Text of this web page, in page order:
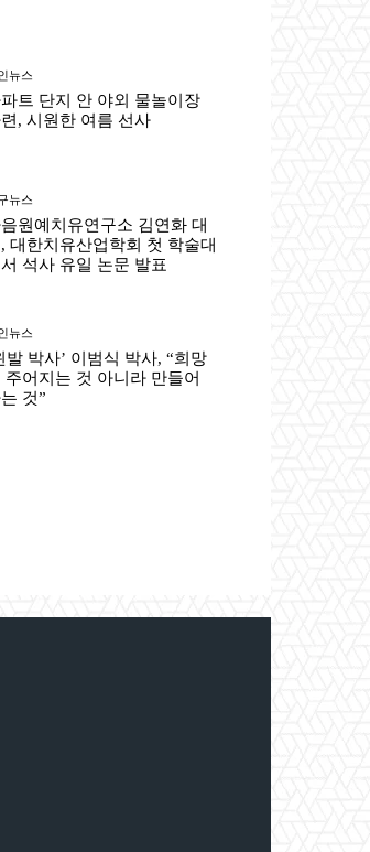
뉴스
트 단지 안 야외 물놀이장
, 시원한 여름 선사
뉴스
원예치유연구소 김연화 대
, 대한치유산업학회 첫 학술대
석사 유일 논문 발표
뉴스
발 박사’ 이범식 박사, “희망
주어지는 것 아니라 만들어
것”